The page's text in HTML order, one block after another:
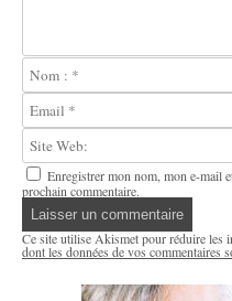
Enregistrer mon nom, mon e-mail
prochain commentaire.
Ce site utilise Akismet pour réduire les
dont les données de vos commentaires